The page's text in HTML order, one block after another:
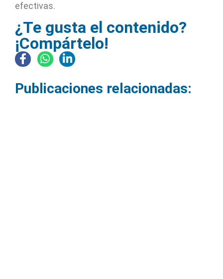
efectivas.
¿Te gusta el contenido?
¡Compártelo!
Publicaciones relacionadas: